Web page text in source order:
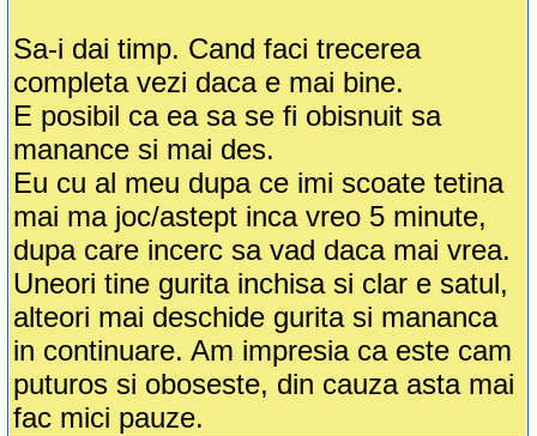
Sa-i dai timp. Cand faci trecerea
completa vezi daca e mai bine.
E posibil ca ea sa se fi obisnuit sa
manance si mai des.
Eu cu al meu dupa ce imi scoate tetina
mai ma joc/astept inca vreo 5 minute,
dupa care incerc sa vad daca mai vrea.
Uneori tine gurita inchisa si clar e satul,
alteori mai deschide gurita si mananca
in continuare. Am impresia ca este cam
puturos si oboseste, din cauza asta mai
fac mici pauze.